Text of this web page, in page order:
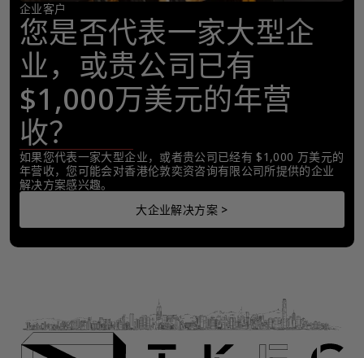
企业客户
您是否代表一家大型企
业，或贵公司已有
$1,000万美元的年营
收？
如果您代表一家大型企业，或者贵公司已经有 $1,000 万美元的
年营收，您可能会对香港伦敦奕资咨询有限公司所提供的企业
解决方案感兴趣。
大企业解决方案 >